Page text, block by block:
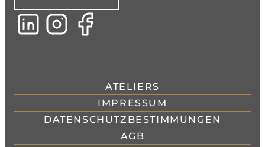
ATELIERS
IMPRESSUM
DATENSCHUTZBESTIMMUNGEN
AGB